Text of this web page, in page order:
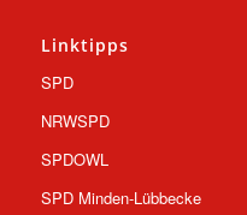
Linktipps
SPD
NRWSPD
SPDOWL
SPD Minden-Lübbecke